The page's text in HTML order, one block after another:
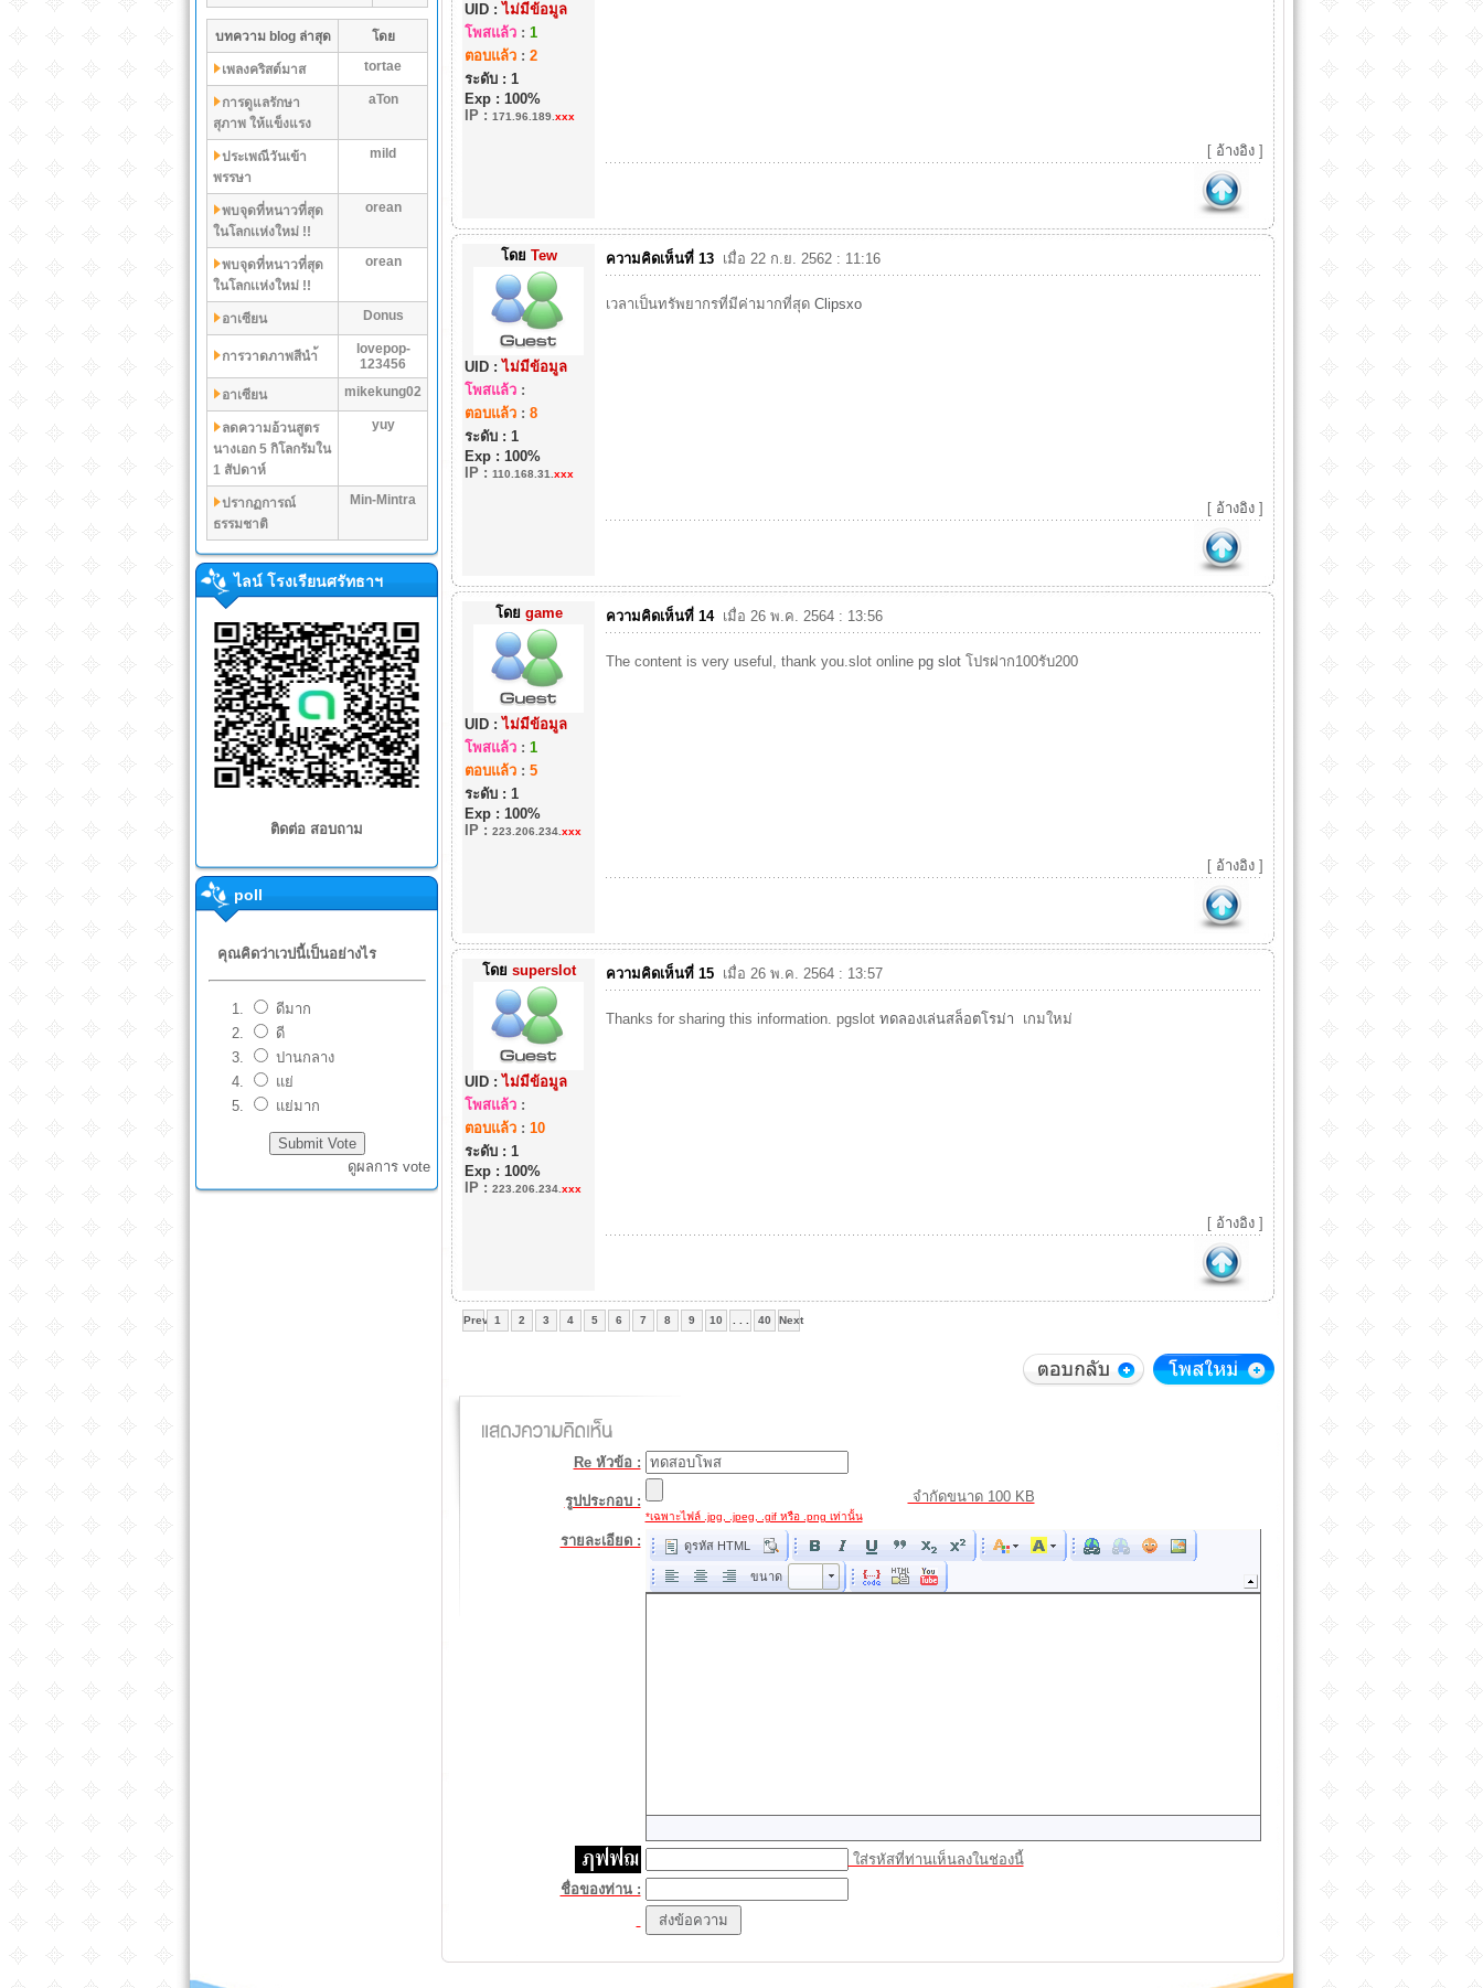
บทความ blog ล่าสุด โดย
เพลงคริสต์มาส tortae
การดูแลรักษา
สุภาพ ให้แข็งแรง
aTon
ประเพณีวันเข้า
พรรษา
mild
พบจุดที่หนาวที่สุด
ในโลกเเห่งใหม่ !!
orean
พบจุดที่หนาวที่สุด
ในโลกเเห่งใหม่ !!
orean
อาเซียน Donus
การวาดภาพสีนำ้
lovepop-
123456
อาเซียน
mikekung02
ลดความอ้วนสูตร
นางเอก 5 กิโลกรัมใน
1 สัปดาห์
yuy
ปรากฏการณ์
ธรรมชาติ
Min-Mintra
ไลน์ โรงเรียนศรัทธาฯ
ติดต่อ สอบถาม
poll
คุณคิดว่าเวปนี้เป็นอย่างไร
ดีมาก
ดี
ปานกลาง
แย่
แย่มาก
ดูผลการ vote
UID :ไม่มีข้อมูล
โพสแล้ว: 1
ตอบแล้ว: 2
ระดับ : 1
Exp : 100%
IP: 171.96.189. xxx
[ อ้างอิง ]
โดย Tew
UID :ไม่มีข้อมูล
โพสแล้ว:
ตอบแล้ว: 8
ระดับ : 1
Exp : 100%
IP: 110.168.31. xxx
ความคิดเห็นที่ 13 เมื่อ 22 ก.ย. 2562 : 11:16
เวลาเป็นทรัพยากรที่มีค่ามากที่สุด Clipsxo
[ อ้างอิง ]
โดย game
UID :ไม่มีข้อมูล
โพสแล้ว: 1
ตอบแล้ว: 5
ระดับ : 1
Exp : 100%
IP: 223.206.234. xxx
ความคิดเห็นที่ 14 เมื่อ 26 พ.ค. 2564 : 13:56
The content is very useful, thank you.slot online pg slot โปรฝาก100รับ200
[ อ้างอิง ]
โดย superslot
UID :ไม่มีข้อมูล
โพสแล้ว:
ตอบแล้ว: 10
ระดับ : 1
Exp : 100%
IP: 223.206.234. xxx
ความคิดเห็นที่ 15 เมื่อ 26 พ.ค. 2564 : 13:57
Thanks for sharing this information. pgslot ทดลองเล่นสล็อตโรม่า เกมใหม่
[ อ้างอิง ]
Prev 1 2 3 4 5 6 7 8 9 10 40 Next
Re หัวข้อ :
รูปประกอบ : จำกัดขนาด 100 KB
*เฉพาะไฟล์ .jpg, .jpeg, .gif หรือ .png เท่านั้น
รายละเอียด : ดูรหัส HTML
ขนาด
ใส่รหัสที่ท่านเห็นลงในช่องนี้
ชื่อของท่าน :